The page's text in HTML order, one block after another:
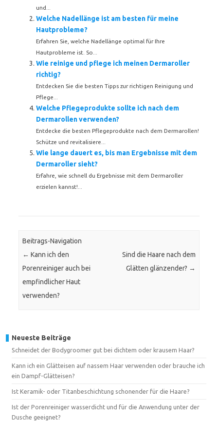
und...
Welche Nadellänge ist am besten für meine
Hautprobleme?
Erfahren Sie, welche Nadellänge optimal für Ihre
Hautprobleme ist. So...
Wie reinige und pflege ich meinen Dermaroller
richtig?
Entdecken Sie die besten Tipps zur richtigen Reinigung und
Pflege...
Welche Pflegeprodukte sollte ich nach dem
Dermarollen verwenden?
Entdecke die besten Pflegeprodukte nach dem Dermarollen!
Schütze und revitalisiere...
Wie lange dauert es, bis man Ergebnisse mit dem
Dermaroller sieht?
Erfahre, wie schnell du Ergebnisse mit dem Dermaroller
erzielen kannst!...
Beitrags-Navigation
← Kann ich den
Porenreiniger auch bei
empfindlicher Haut
verwenden?
Sind die Haare nach dem
Glätten glänzender? →
Neueste Beiträge
Schneidet der Bodygroomer gut bei dichtem oder krausem Haar?
Kann ich ein Glätteisen auf nassem Haar verwenden oder brauche ich
ein Dampf-Glätteisen?
Ist Keramik- oder Titanbeschichtung schonender für die Haare?
Ist der Porenreiniger wasserdicht und für die Anwendung unter der
Dusche geeignet?